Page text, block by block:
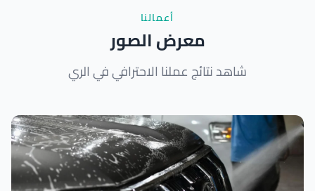
أعمالنا
معرض الصور
شاهد نتائج عملنا الاحترافي في الري